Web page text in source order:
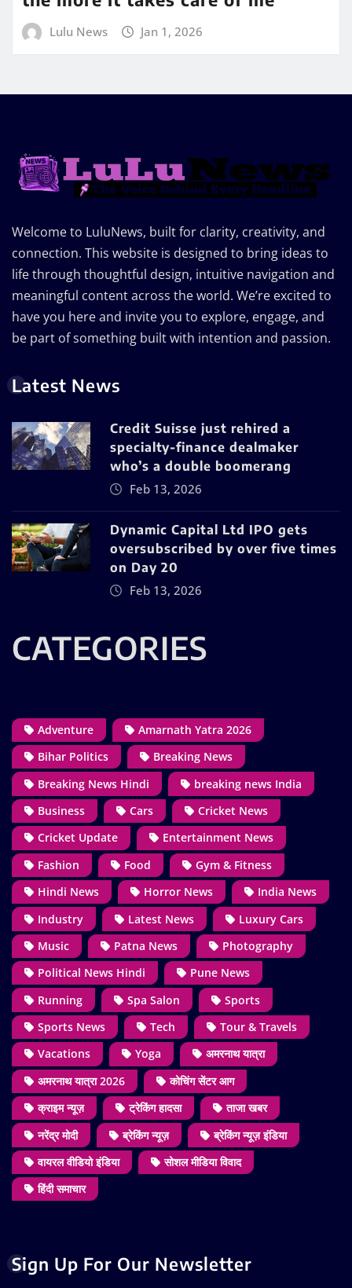
Lulu News Jan 1, 2026
Welcome to LuluNews, built for clarity, creativity, and
connection. This website is designed to bring ideas to
life through thoughtful design, intuitive navigation and
meaningful content across the world. We’re excited to
have you here and invite you to explore, engage, and
be part of something built with intention and passion.
Latest News
Credit Suisse just rehired a
specialty-finance dealmaker
who’s a double boomerang
Feb 13, 2026
Dynamic Capital Ltd IPO gets
oversubscribed by over five times
on Day 20
Feb 13, 2026
CATEGORIES
Adventure
Amarnath Yatra 2026
Bihar Politics
Breaking News
Breaking News Hindi
breaking news India
Business
Cars
Cricket News
Cricket Update
Entertainment News
Fashion
Food
Gym & Fitness
Hindi News
Horror News
India News
Industry
Latest News
Luxury Cars
Music
Patna News
Photography
Political News Hindi
Pune News
Running
Spa Salon
Sports
Sports News
Tech
Tour & Travels
Vacations
Yoga
अमरनाथ यात्रा
अमरनाथ यात्रा 2026
कोचिंग सेंटर आग
क्राइम न्यूज़
ट्रेकिंग हादसा
ताजा खबर
नरेंद्र मोदी
ब्रेकिंग न्यूज़
ब्रेकिंग न्यूज़ इंडिया
वायरल वीडियो इंडिया
सोशल मीडिया विवाद
हिंदी समाचार
Sign Up For Our Newsletter